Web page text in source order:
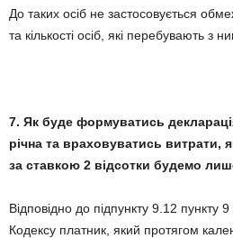
До таких осіб не застосовується
та кількості осіб, які перебувають з
7. Як буде формуватись
річна та враховуватись витрати,
за ставкою 2 відсотки будемо
Відповідно до підпункту 9.12 пункту
Кодексу платник, який протягом